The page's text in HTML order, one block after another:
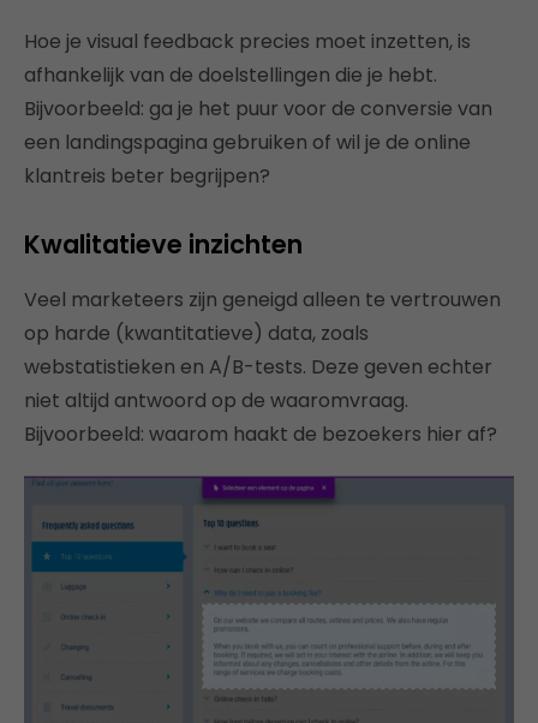
Hoe je visual feedback precies moet inzetten, is
afhankelijk van de doelstellingen die je hebt.
Bijvoorbeeld: ga je het puur voor de conversie van
een landingspagina gebruiken of wil je de online
klantreis beter begrijpen?
Kwalitatieve inzichten
Veel marketeers zijn geneigd alleen te vertrouwen
op harde (kwantitatieve) data, zoals
webstatistieken en A/B-tests. Deze geven echter
niet altijd antwoord op de waaromvraag.
Bijvoorbeeld: waarom haakt de bezoekers hier af?